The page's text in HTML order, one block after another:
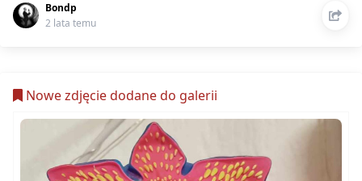
Bondp
2 lata temu
Nowe zdjęcie dodane do galerii